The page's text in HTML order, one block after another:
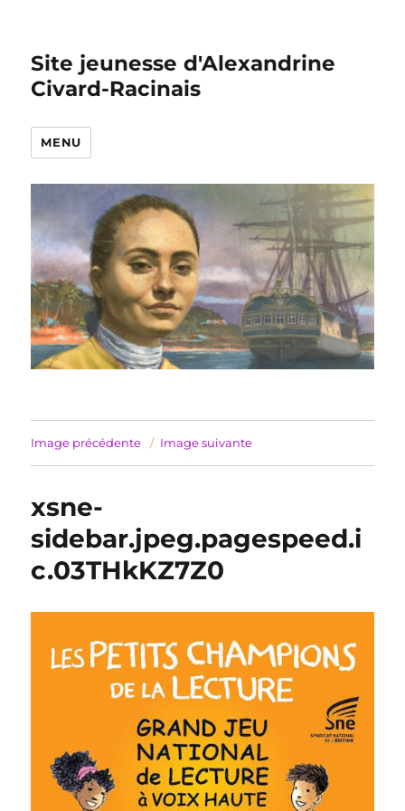
Site jeunesse d'Alexandrine
Civard-Racinais
MENU
Image précédente Image suivante
xsne-
sidebar.jpeg.pagespeed.i
c.03THkKZ7Z0